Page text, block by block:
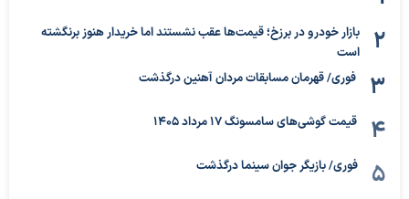
بازار خودرو در برزخ؛ قیمت‌ها عقب نشستند اما خریدار هنوز برنگشته
است
فوری/ قهرمان مسابقات مردان آهنین درگذشت
قیمت گوشی‌های سامسونگ 17 مرداد 1405
فوری/ بازیگر جوان سینما درگذشت